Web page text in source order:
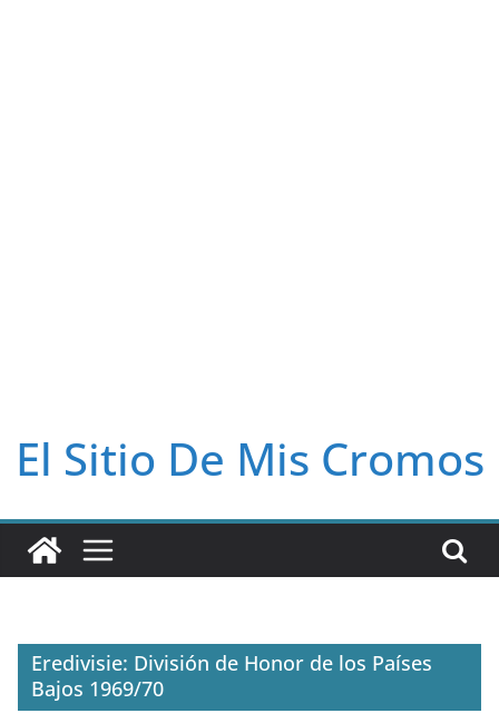
El Sitio De Mis Cromos
Eredivisie: División de Honor de los Países
Bajos 1969/70